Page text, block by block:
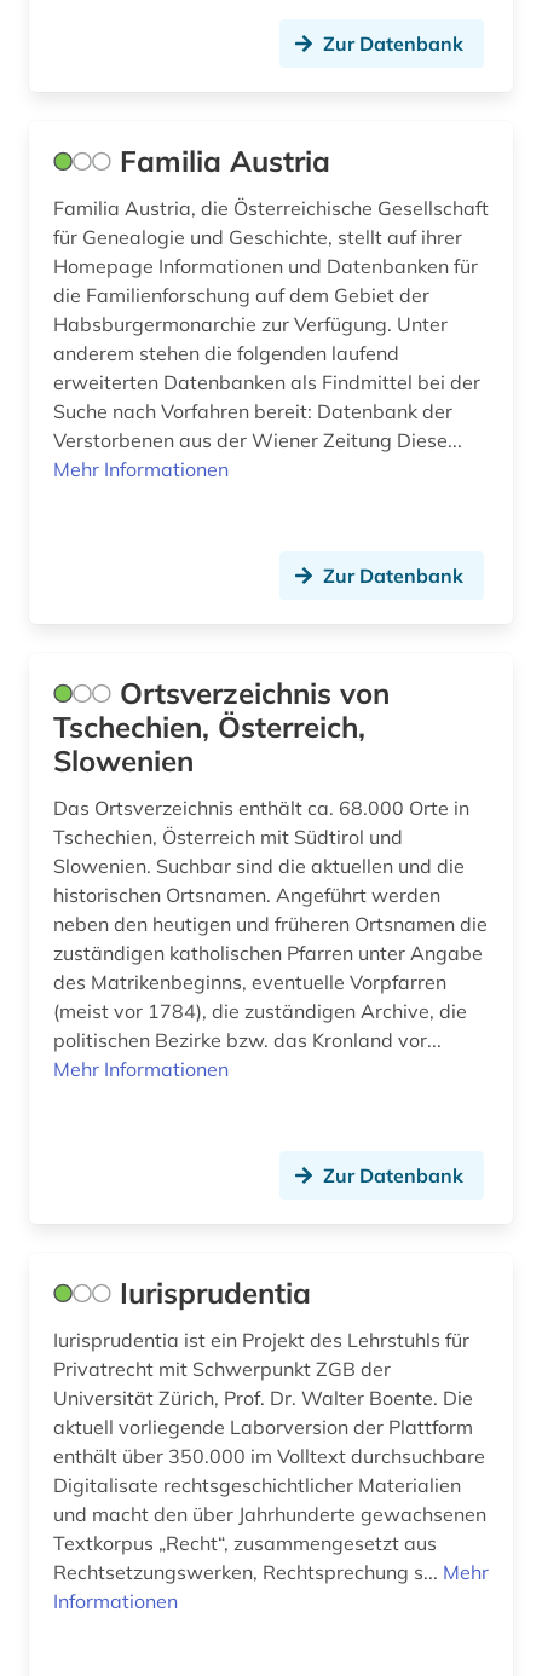
forschungseinrichtung (1)
forschungsprojekt (1)
fotografie (1)
frankreich (1)
franziszeische landesaufnahme (1)
franziszeischer kataster (1)
frau (1)
frauenbewegung (2)
frühe neuzeit (1)
galerie (2)
gebäude (4)
gedenken (1)
gefallener (1)
gemeindefinanzwirtschaft (1)
gemeinderat (1)
gentechnologie (1)
geographie (1)
geoinformation (1)
geoinformationssystem (1)
geologie (2)
geosphere austria (körperschaft) (1)
germanistik (1)
Zur Datenbank
Familia Austria
Familia Austria, die Österreichische Gesellschaft
für Genealogie und Geschichte, stellt auf ihrer
Homepage Informationen und Datenbanken für
die Familienforschung auf dem Gebiet der
Habsburgermonarchie zur Verfügung. Unter
anderem stehen die folgenden laufend
erweiterten Datenbanken als Findmittel bei der
Suche nach Vorfahren bereit: Datenbank der
Verstorbenen aus der Wiener Zeitung Diese...
Mehr Informationen
Zur Datenbank
Ortsverzeichnis von
Tschechien, Österreich,
Slowenien
Das Ortsverzeichnis enthält ca. 68.000 Orte in
Tschechien, Österreich mit Südtirol und
Slowenien. Suchbar sind die aktuellen und die
historischen Ortsnamen. Angeführt werden
neben den heutigen und früheren Ortsnamen die
zuständigen katholischen Pfarren unter Angabe
des Matrikenbeginns, eventuelle Vorpfarren
(meist vor 1784), die zuständigen Archive, die
politischen Bezirke bzw. das Kronland vor...
Mehr Informationen
Zur Datenbank
Iurisprudentia
Iurisprudentia ist ein Projekt des Lehrstuhls für
Privatrecht mit Schwerpunkt ZGB der
Universität Zürich, Prof. Dr. Walter Boente. Die
aktuell vorliegende Laborversion der Plattform
enthält über 350.000 im Volltext durchsuchbare
Digitalisate rechtsgeschichtlicher Materialien
und macht den über Jahrhunderte gewachsenen
Textkorpus „Recht“, zusammengesetzt aus
Rechtsetzungswerken, Rechtsprechung s... Mehr
Informationen